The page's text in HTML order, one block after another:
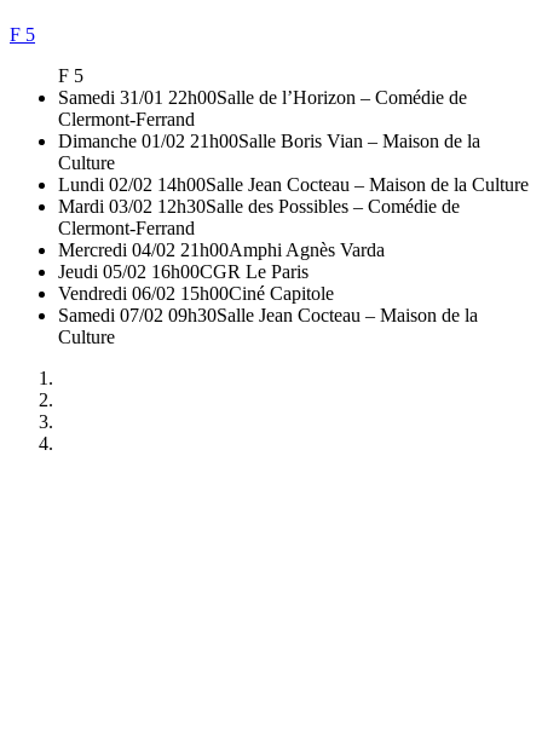
F 5
F 5
Samedi 31/01 22h00Salle de l’Horizon – Comédie de
Clermont-Ferrand
Dimanche 01/02 21h00Salle Boris Vian – Maison de la
Culture
Lundi 02/02 14h00Salle Jean Cocteau – Maison de la Culture
Mardi 03/02 12h30Salle des Possibles – Comédie de
Clermont-Ferrand
Mercredi 04/02 21h00Amphi Agnès Varda
Jeudi 05/02 16h00CGR Le Paris
Vendredi 06/02 15h00Ciné Capitole
Samedi 07/02 09h30Salle Jean Cocteau – Maison de la
Culture